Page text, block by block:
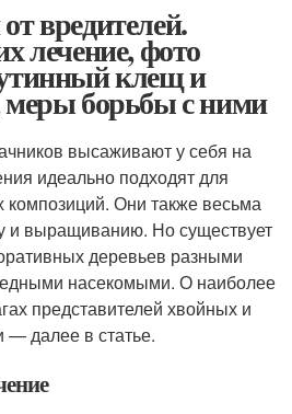
вредителей.
лечение, фото
клещ и
меры борьбы с ними
высаживают у себя на
идеально подходят для
композиций. Они также весьма
и выращиванию. Но существует
деревьев разными
насекомыми. О наиболее
представителей хвойных и
— далее в статье.